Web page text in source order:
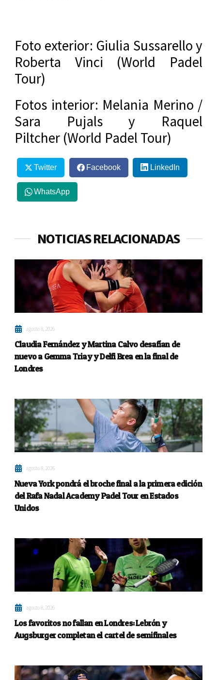
Foto exterior: Giulia Sussarello y
Roberta Vinci (World Padel
Tour)
Fotos interior: Melania Merino /
Sara Pujals y Raquel
Piltcher (World Padel Tour)
Twitter Facebook LinkedIn
WhatsApp
NOTICIAS RELACIONADAS
agosto 8, 2026
Claudia Fernández y Martina Calvo desafían de
nuevo a Gemma Triay y Delfi Brea en la final de
Londres
agosto 8, 2026
Nueva York pondrá el broche final a la primera edición
del Rafa Nadal Academy Padel Tour en Estados
Unidos
agosto 8, 2026
Los favoritos no fallan en Londres: Lebrón y
Augsburger completan el cartel de semifinales